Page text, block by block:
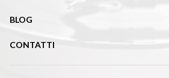
BLOG
CONTATTI